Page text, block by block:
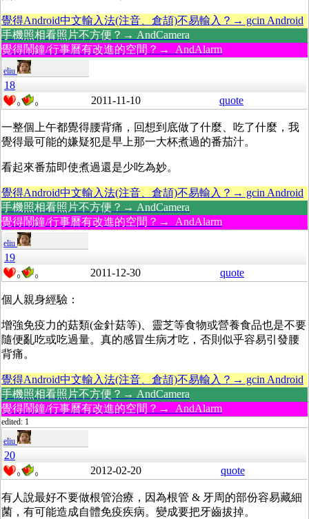
覺得Android中文輸入法(注音、倉頡)不易輸入？→ gcin Android
手機照相看照片不方便？→ AndCamera
覺得鬧鐘/行事曆有改進的空間？→ AndAlarm
eliu
18
0 0 2011-11-10 quote
一整個上午都覺得腰背痛，回想到底做了什麼、吃了什麼，我
覺得最可能的嫌疑犯是早上那一大杯煮過的番茄汁。
看起來番茄即使煮過還是少吃為妙。
覺得Android中文輸入法(注音、倉頡)不易輸入？→ gcin Android
手機照相看照片不方便？→ AndCamera
覺得鬧鐘/行事曆有改進的空間？→ AndAlarm
eliu
19
0 0 2011-12-30 quote
個人親身經驗：
增強免疫力的菇類(金針菇等)、靈芝等食物或營養食品也是不要
隨便亂吃或吃過量。真的感冒生病才吃，否則似乎容易引發腰
背痛。
覺得Android中文輸入法(注音、倉頡)不易輸入？→ gcin Android
手機照相看照片不方便？→ AndCamera
覺得鬧鐘/行事曆有改進的空間？→ AndAlarm
edited: 1
eliu
20
0 0 2012-02-20 quote
有人說最好不要做根管治療，因為根管 & 牙周的部份容易藏細
菌，有可能造成自體免疫疾病。變成要把牙齒拔掉。